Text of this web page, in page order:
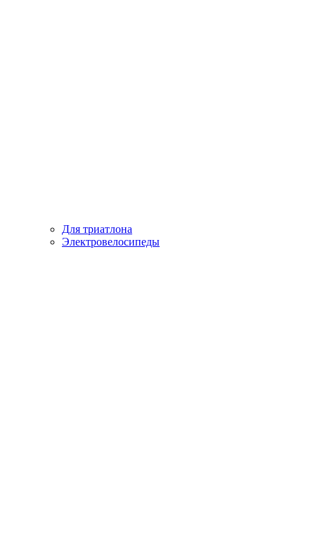
Для триатлона
Электровелосипеды